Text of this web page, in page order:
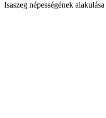
Isaszeg népességének